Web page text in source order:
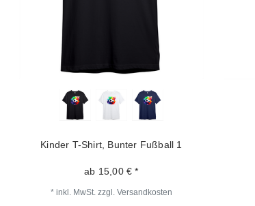
Kinder T-Shirt, Bunter Fußball 1
ab 15,00 € *
* inkl. MwSt. zzgl. Versandkosten